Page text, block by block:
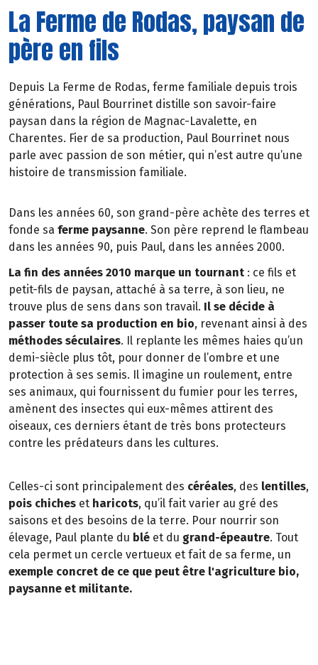
La Ferme de Rodas, paysan de
père en fils
Depuis La Ferme de Rodas, ferme familiale depuis trois
générations, Paul Bourrinet distille son savoir-faire
paysan dans la région de Magnac-Lavalette, en
Charentes. Fier de sa production, Paul Bourrinet nous
parle avec passion de son métier, qui n’est autre qu’une
histoire de transmission familiale.
Dans les années 60, son grand-père achète des terres et
fonde sa ferme paysanne. Son père reprend le flambeau
dans les années 90, puis Paul, dans les années 2000.
La fin des années 2010 marque un tournant : ce fils et
petit-fils de paysan, attaché à sa terre, à son lieu, ne
trouve plus de sens dans son travail. Il se décide à
passer toute sa production en bio, revenant ainsi à des
méthodes séculaires. Il replante les mêmes haies qu’un
demi-siècle plus tôt, pour donner de l’ombre et une
protection à ses semis. Il imagine un roulement, entre
ses animaux, qui fournissent du fumier pour les terres,
amènent des insectes qui eux-mêmes attirent des
oiseaux, ces derniers étant de très bons protecteurs
contre les prédateurs dans les cultures.
Celles-ci sont principalement des céréales, des lentilles,
pois chiches et haricots, qu’il fait varier au gré des
saisons et des besoins de la terre. Pour nourrir son
élevage, Paul plante du blé et du grand-épeautre. Tout
cela permet un cercle vertueux et fait de sa ferme, un
exemple concret de ce que peut être l'agriculture bio,
paysanne et militante.